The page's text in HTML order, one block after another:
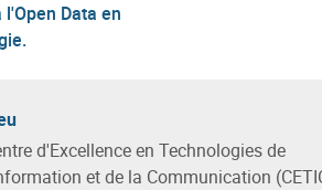
Data en
d'Excellence en Technologies de
et de la Communication